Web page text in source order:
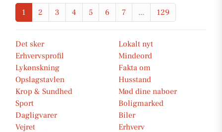
1 2 3 4 5 6 7 ... 129
Det sker
Lokalt nyt
Erhvervsprofil
Mindeord
Lykønskning
Fakta om
Opslagstavlen
Husstand
Krop & Sundhed
Mød dine naboer
Sport
Boligmarked
Dagligvarer
Biler
Vejret
Erhverv